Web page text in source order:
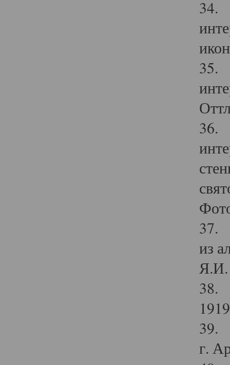
34.
35.
36.
37.
из
Я.И.
38.
39.
г.